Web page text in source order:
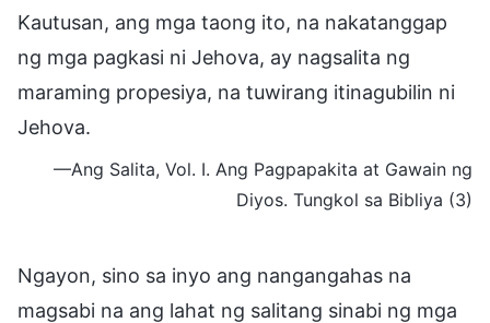
Kautusan, ang mga taong ito, na nakatanggap
ng mga pagkasi ni Jehova, ay nagsalita ng
maraming propesiya, na tuwirang itinagubilin ni
Jehova.
—Ang Salita, Vol. I. Ang Pagpapakita at Gawain ng
Diyos. Tungkol sa Bibliya (3)
Ngayon, sino sa inyo ang nangangahas na
magsabi na ang lahat ng salitang sinabi ng mga